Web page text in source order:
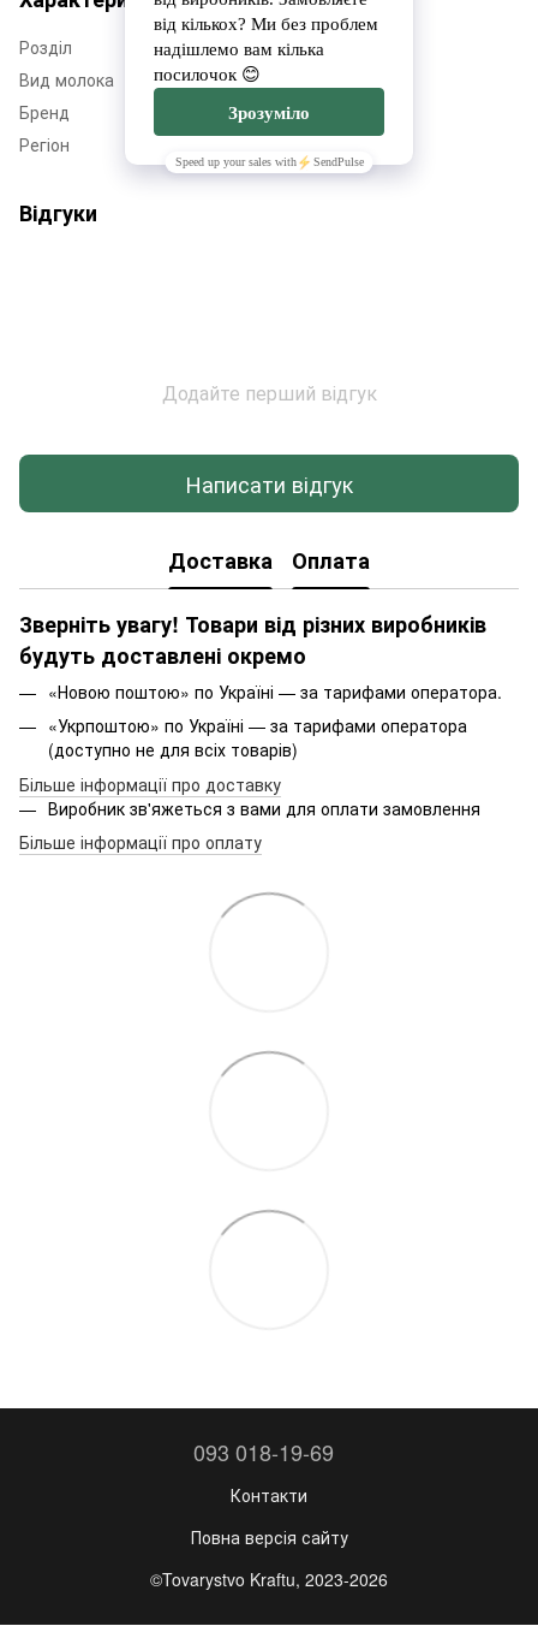
Розділ
Тверді сири
Вид молока
Козине
Бренд
Buffalo Village
Регіон
Відгуки
Додайте перший відгук
Написати відгук
Доставка Оплата
Зверніть увагу! Товари від різних виробників
будуть доставлені окремо
«Новою поштою» по Україні — за тарифами оператора.
«Укрпоштою» по Україні — за тарифами оператора
(доступно не для всіх товарів)
Більше інформації про доставку
Виробник зв'яжеться з вами для оплати замовлення
Більше інформації про оплату
093 018-19-69
Контакти
Повна версія сайту
©Tovarystvo Kraftu, 2023-2026